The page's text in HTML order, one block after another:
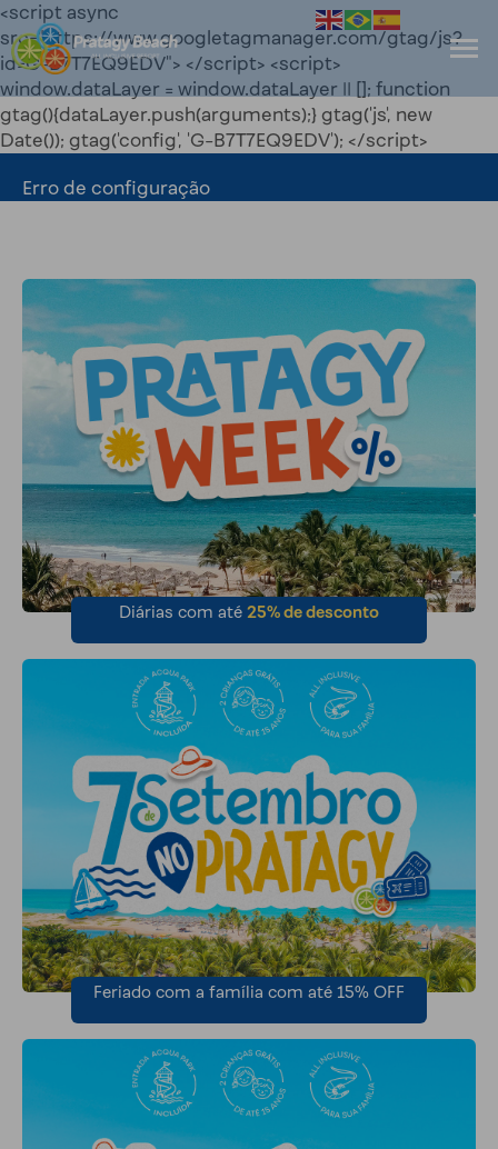
<script async
src="https://www.googletagmanager.com/gtag/js?
id=G-B7T7EQ9EDV"> </script> <script>
window.dataLayer = window.dataLayer || []; function
gtag(){dataLayer.push(arguments);} gtag('js', new
Date()); gtag('config', 'G-B7T7EQ9EDV'); </script>
Erro de configuração
Diárias com até 25% de desconto
Feriado com a família com até 15% OFF